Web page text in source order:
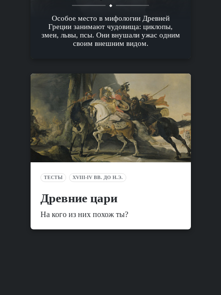
Особое место в мифологии Древней
Греции занимают чудовища: циклопы,
змеи, львы, псы. Они внушали ужас одним
своим внешним видом.
ТЕСТЫ XVIII-IV ВВ. ДО Н.Э.
Древние цари
На кого из них похож ты?